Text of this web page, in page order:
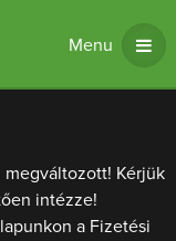
Menu
Kérjük
intézze!
a Fizetési